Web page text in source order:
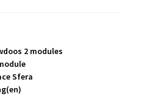
2 modules
Sfera